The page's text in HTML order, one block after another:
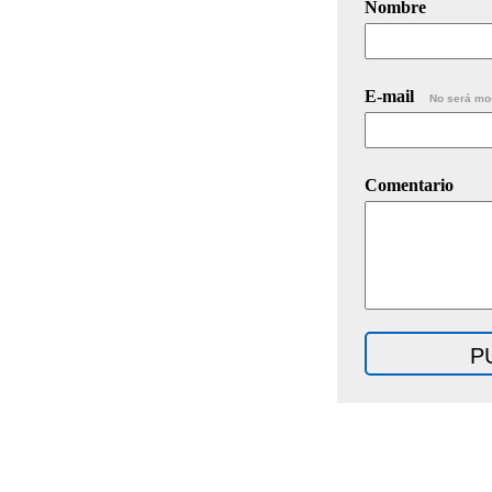
Nombre
E-mail No será
Comentario